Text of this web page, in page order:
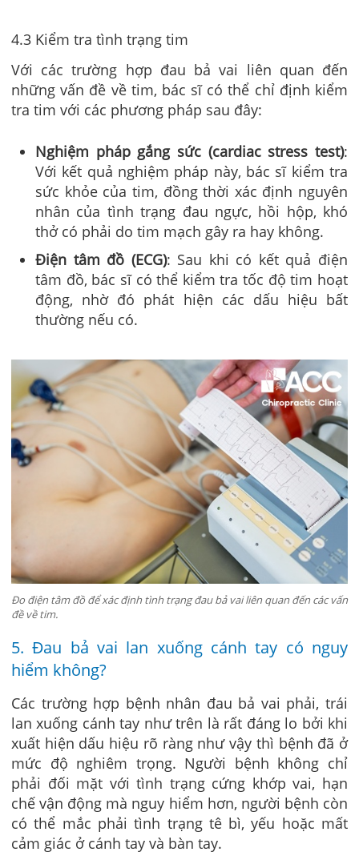
4.3 Kiểm tra tình trạng tim
Với các trường hợp đau bả vai liên quan đến
những vấn đề về tim, bác sĩ có thể chỉ định kiểm
tra tim với các phương pháp sau đây:
Nghiệm pháp gắng sức (cardiac stress test):
Với kết quả nghiệm pháp này, bác sĩ kiểm tra
sức khỏe của tim, đồng thời xác định nguyên
nhân của tình trạng đau ngực, hồi hộp, khó
thở có phải do tim mạch gây ra hay không.
Điện tâm đồ (ECG): Sau khi có kết quả điện
tâm đồ, bác sĩ có thể kiểm tra tốc độ tim hoạt
động, nhờ đó phát hiện các dấu hiệu bất
thường nếu có.
Đo điện tâm đồ để xác định tình trạng đau bả vai liên quan đến các vấn
đề về tim.
5. Đau bả vai lan xuống cánh tay có nguy
hiểm không?
Các trường hợp bệnh nhân đau bả vai phải, trái
lan xuống cánh tay như trên là rất đáng lo bởi khi
xuất hiện dấu hiệu rõ ràng như vậy thì bệnh đã ở
mức độ nghiêm trọng. Người bệnh không chỉ
phải đối mặt với tình trạng cứng khớp vai, hạn
chế vận động mà nguy hiểm hơn, người bệnh còn
có thể mắc phải tình trạng tê bì, yếu hoặc mất
cảm giác ở cánh tay và bàn tay.